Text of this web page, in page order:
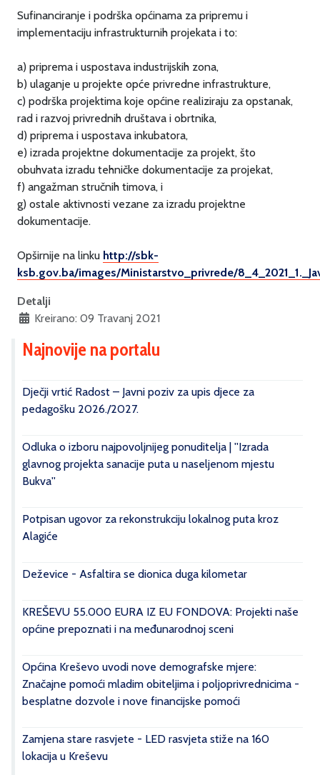
Sufinanciranje i podrška općinama za pripremu i
implementaciju infrastrukturnih projekata i to:
a) priprema i uspostava industrijskih zona,
b) ulaganje u projekte opće privredne infrastrukture,
c) podrška projektima koje općine realiziraju za opstanak,
rad i razvoj privrednih društava i obrtnika,
d) priprema i uspostava inkubatora,
e) izrada projektne dokumentacije za projekt, što
obuhvata izradu tehničke dokumentacije za projekat,
f) angažman stručnih timova, i
g) ostale aktivnosti vezane za izradu projektne
dokumentacije.
Opširnije na linku http://sbk-
ksb.gov.ba/images/Ministarstvo_privrede/
Detalji
Kreirano: 09 Travanj 2021
Najnovije na portalu
Dječji vrtić Radost – Javni poziv za upis djece za
pedagošku 2026./2027.
Odluka o izboru najpovoljnijeg ponuditelja | ''Izrada
glavnog projekta sanacije puta u naseljenom mjestu
Bukva''
Potpisan ugovor za rekonstrukciju lokalnog puta kroz
Alagiće
Deževice - Asfaltira se dionica duga kilometar
KREŠEVU 55.000 EURA IZ EU FONDOVA: Projekti naše
općine prepoznati i na međunarodnoj sceni
Općina Kreševo uvodi nove demografske mjere:
Značajne pomoći mladim obiteljima i poljoprivrednicima -
besplatne dozvole i nove financijske pomoći
Zamjena stare rasvjete - LED rasvjeta stiže na 160
lokacija u Kreševu